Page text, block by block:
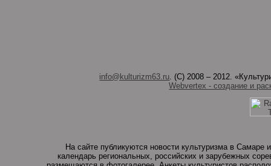
info@kulturizm63.ru. (C) 2008 – 2012.
Webvertex - создание и
На сайте публикуются новости культуризма в
календарь региональных, российских и зарубежных